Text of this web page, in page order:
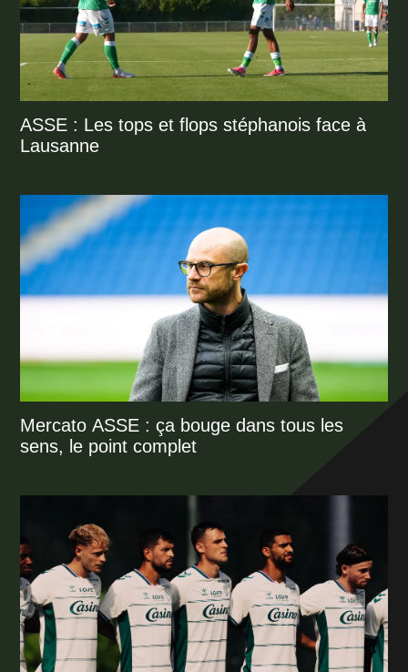
ASSE : Les tops et flops stéphanois face à
Lausanne
Mercato ASSE : ça bouge dans tous les
sens, le point complet